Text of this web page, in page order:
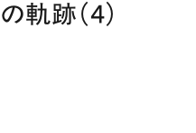
軌跡（4）